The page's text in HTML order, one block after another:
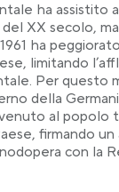
ha assistito
XX secolo,
ha
limitando
Per questo
della
al popolo
firmando
con la